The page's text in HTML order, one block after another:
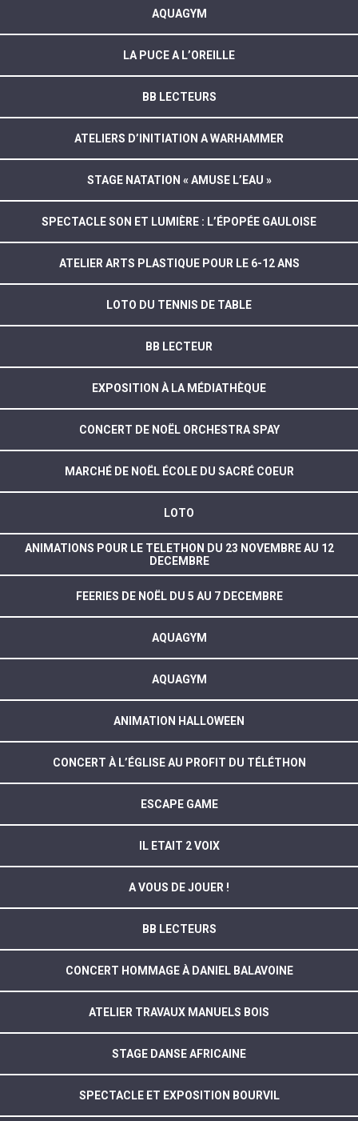
AQUAGYM
LA PUCE A L’OREILLE
BB LECTEURS
ATELIERS D’INITIATION A WARHAMMER
STAGE NATATION « AMUSE L’EAU »
SPECTACLE SON ET LUMIÈRE : L’ÉPOPÉE GAULOISE
ATELIER ARTS PLASTIQUE POUR LE 6-12 ANS
LOTO DU TENNIS DE TABLE
BB LECTEUR
EXPOSITION À LA MÉDIATHÈQUE
CONCERT DE NOËL ORCHESTRA SPAY
MARCHÉ DE NOËL ÉCOLE DU SACRÉ COEUR
LOTO
ANIMATIONS POUR LE TELETHON DU 23 NOVEMBRE AU 12
DECEMBRE
FEERIES DE NOËL DU 5 AU 7 DECEMBRE
AQUAGYM
AQUAGYM
ANIMATION HALLOWEEN
CONCERT À L’ÉGLISE AU PROFIT DU TÉLÉTHON
ESCAPE GAME
IL ETAIT 2 VOIX
A VOUS DE JOUER !
BB LECTEURS
CONCERT HOMMAGE À DANIEL BALAVOINE
ATELIER TRAVAUX MANUELS BOIS
STAGE DANSE AFRICAINE
SPECTACLE ET EXPOSITION BOURVIL